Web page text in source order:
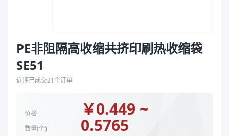
PE非阻隔高收缩共挤印刷热收缩袋
SE51
近期已成交21个订单
价格
数量(个)
￥0.449 ~
0.5765